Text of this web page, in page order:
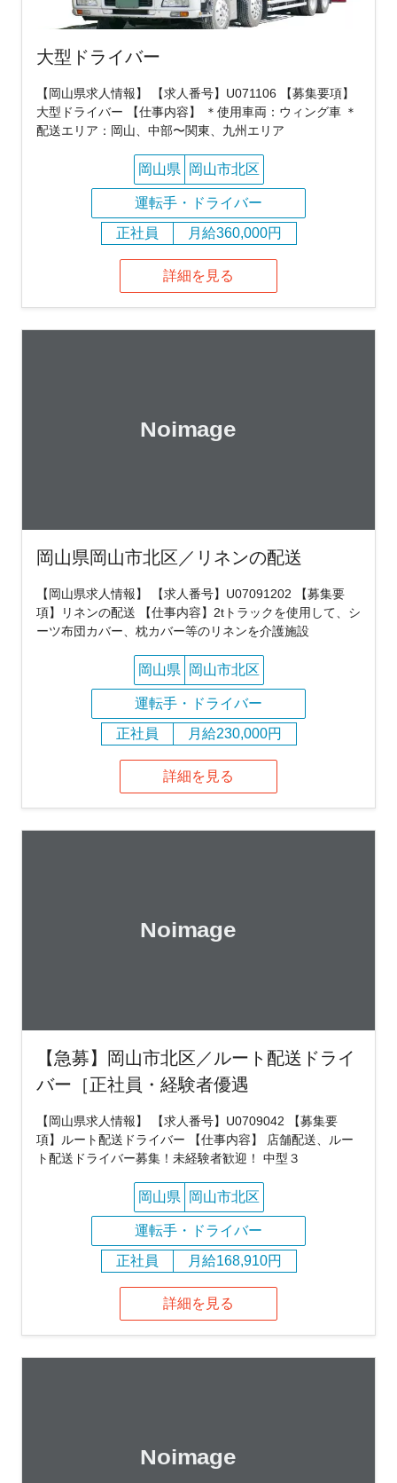
大型ドライバー
【岡山県求人情報】 【求人番号】U071106 【募集要項】
大型ドライバー 【仕事内容】 ＊使用車両：ウィング車 ＊
配送エリア：岡山、中部〜関東、九州エリア
岡山県 岡山市北区
運転手・ドライバー
正社員
月給360,000円
詳細を見る
岡山県岡山市北区／リネンの配送
【岡山県求人情報】 【求人番号】U07091202 【募集要
項】リネンの配送 【仕事内容】2tトラックを使用して、シ
ーツ布団カバー、枕カバー等のリネンを介護施設
岡山県 岡山市北区
運転手・ドライバー
正社員
月給230,000円
詳細を見る
【急募】岡山市北区／ルート配送ドライ
バー［正社員・経験者優遇
【岡山県求人情報】 【求人番号】U0709042 【募集要
項】ルート配送ドライバー 【仕事内容】 店舗配送、ルー
ト配送ドライバー募集！未経験者歓迎！ 中型３
岡山県 岡山市北区
運転手・ドライバー
正社員
月給168,910円
詳細を見る